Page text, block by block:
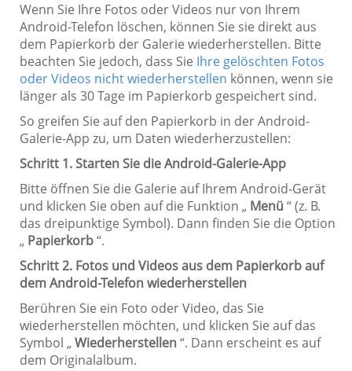
Wenn Sie Ihre Fotos oder Videos nur von Ihrem
Android-Telefon löschen, können Sie sie direkt aus
dem Papierkorb der Galerie wiederherstellen. Bitte
beachten Sie jedoch, dass Sie Ihre gelöschten Fotos
oder Videos nicht wiederherstellen können, wenn sie
länger als 30 Tage im Papierkorb gespeichert sind.
So greifen Sie auf den Papierkorb in der Android-
Galerie-App zu, um Daten wiederherzustellen:
Schritt 1. Starten Sie die Android-Galerie-App
Bitte öffnen Sie die Galerie auf Ihrem Android-Gerät
und klicken Sie oben auf die Funktion „ Menü “ (z. B.
das dreipunktige Symbol). Dann finden Sie die Option
„ Papierkorb“.
Schritt 2. Fotos und Videos aus dem Papierkorb auf
dem Android-Telefon wiederherstellen
Berühren Sie ein Foto oder Video, das Sie
wiederherstellen möchten, und klicken Sie auf das
Symbol „Wiederherstellen“. Dann erscheint es auf
dem Originalalbum.